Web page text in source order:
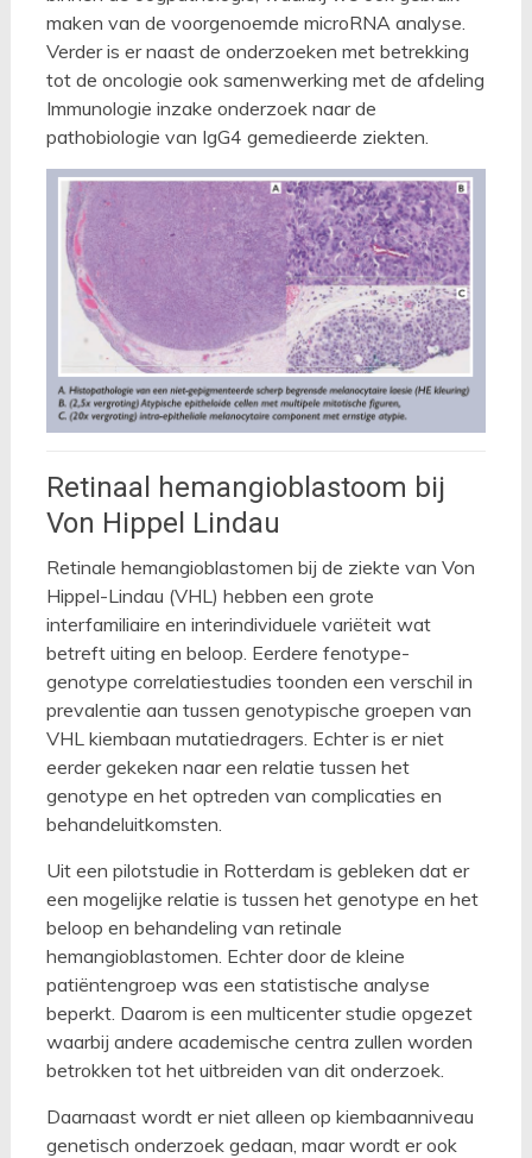
maken van de voorgenoemde microRNA analyse.
Verder is er naast de onderzoeken met betrekking
tot de oncologie ook samenwerking met de afdeling
Immunologie inzake onderzoek naar de
pathobiologie van IgG4 gemedieerde ziekten.
Retinaal hemangioblastoom bij
Von Hippel Lindau
Retinale hemangioblastomen bij de ziekte van Von
Hippel-Lindau (VHL) hebben een grote
interfamiliaire en interindividuele variëteit wat
betreft uiting en beloop. Eerdere fenotype-
genotype correlatiestudies toonden een verschil in
prevalentie aan tussen genotypische groepen van
VHL kiembaan mutatiedragers. Echter is er niet
eerder gekeken naar een relatie tussen het
genotype en het optreden van complicaties en
behandeluitkomsten.
Uit een pilotstudie in Rotterdam is gebleken dat er
een mogelijke relatie is tussen het genotype en het
beloop en behandeling van retinale
hemangioblastomen. Echter door de kleine
patiëntengroep was een statistische analyse
beperkt. Daarom is een multicenter studie opgezet
waarbij andere academische centra zullen worden
betrokken tot het uitbreiden van dit onderzoek.
Daarnaast wordt er niet alleen op kiembaanniveau
genetisch onderzoek gedaan, maar wordt er ook